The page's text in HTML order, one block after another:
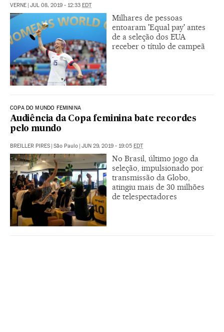
VERNE JUL 08, 2019 - 12:33 EDT
Milhares de pessoas
entoaram 'Equal pay' antes
de a seleção dos EUA
receber o título de campeã
COPA DO MUNDO FEMININA
Audiência da Copa feminina bate recordes
pelo mundo
BREILLER PIRES | São Paulo | JUN 29, 2019 - 19:05 EDT
No Brasil, último jogo da
seleção, impulsionado por
transmissão da Globo,
atingiu mais de 30 milhões
de telespectadores